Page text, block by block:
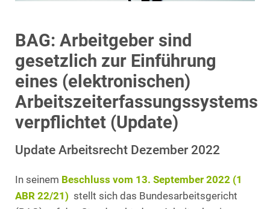
BAG: Arbeitgeber sind
gesetzlich zur Einführung
eines (elektronischen)
Arbeitszeiterfassungssystems
verpflichtet (Update)
Update Arbeitsrecht Dezember 2022
In seinem Beschluss vom 13. September 2022 (1
ABR 22/21) stellt sich das Bundesarbeitsgericht